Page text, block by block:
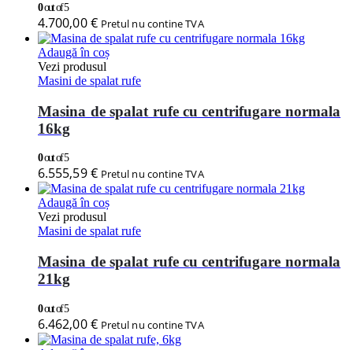
0out of 5
4.700,00€ Pretul nu contine TVA
Adaugă în coș
Vezi produsul
Masini de spalat rufe
Masina de spalat rufe cu centrifugare normala
16kg
0out of 5
6.555,59€ Pretul nu contine TVA
Adaugă în coș
Vezi produsul
Masini de spalat rufe
Masina de spalat rufe cu centrifugare normala
21kg
0out of 5
6.462,00€ Pretul nu contine TVA